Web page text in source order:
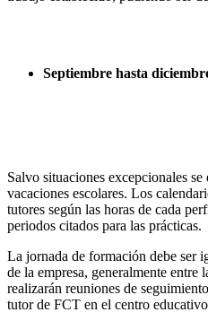
Septiembre hasta
Salvo situaciones excepcionales
vacaciones escolares. Los
tutores según las horas de cada
periodos citados para las prácticas.
La jornada de formación debe ser
de la empresa, generalmente entre
realizarán reuniones de
tutor de FCT en el centro